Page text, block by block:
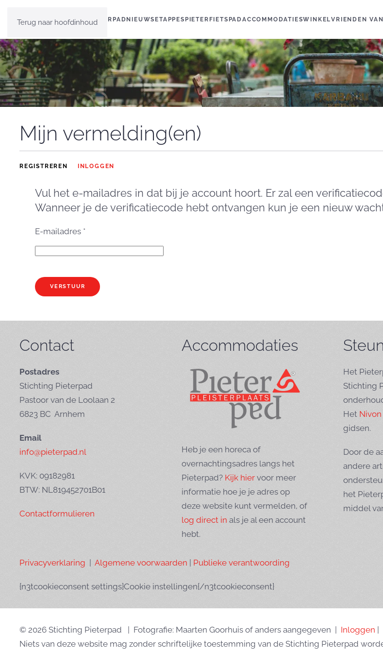
Terug naar hoofdinhoud
HOME PIETERPAD NIEUWS ETAPPES PIETERFIETSPADACCOMMODATIESWINKELVRIENDEN VAN
Mijn vermelding(en)
REGISTREREN INLOGGEN
Vul het e-mailadres in dat bij je account hoort. Er zal een
Wanneer je de verificatiecode hebt ontvangen kun je een nieuw
E-mailadres *
VERSTUUR
Contact
Postadres
Stichting Pieterpad
Pastoor van de Loolaan 2
6823 BC Arnhem
Email
info@pieterpad.nl
KVK: 09182981
BTW: NL819452701B01
Contactformulieren
Accommodaties
Heb je een horeca of
overnachtingsadres langs het
Pieterpad? Kijk hiervoor meer
informatie hoe je je adres op
deze website kunt vermelden, of
log direct in als je al een account
hebt.
Het
Stichting
Het Nivon
gidsen.
Door de
andere
het
middel
Privacyverklaring Algemene voorwaarden Publieke verantwoording
{n3tcookieconsent settings}Cookie instellingen{/n3tcookieconsent}
© 2026 Stichting Pieterpad | Fotografie: Maarten Goorhuis of anders aangegeven | Inloggen
Niets van deze website mag zonder schriftelijke toestemming van de Stichting Pieterpad